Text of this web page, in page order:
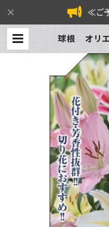
≪ご
球根 オリ
ーガーデ